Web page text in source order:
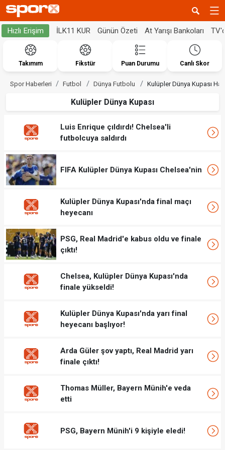
Hızlı Erişim İLK11 KUR Günün Özeti At Yarışı Bankoları
Takımım Fikstür Puan Durumu Canlı Skor
Spor Haberleri Futbol Dünya Futbolu Kulüpler Dünya Kupası
Kulüpler Dünya Kupası
Luis Enrique çıldırdı! Chelsea'li
futbolcuya saldırdı
FIFA Kulüpler Dünya Kupası Chelsea'nin
Kulüpler Dünya Kupası'nda final maçı
heyecanı
PSG, Real Madrid'e kabus oldu ve finale
çıktı!
Chelsea, Kulüpler Dünya Kupası'nda
finale yükseldi!
Kulüpler Dünya Kupası'nda yarı final
heyecanı başlıyor!
Arda Güler şov yaptı, Real Madrid yarı
finale çıktı!
Thomas Müller, Bayern Münih'e veda
etti
PSG, Bayern Münih'i 9 kişiyle eledi!